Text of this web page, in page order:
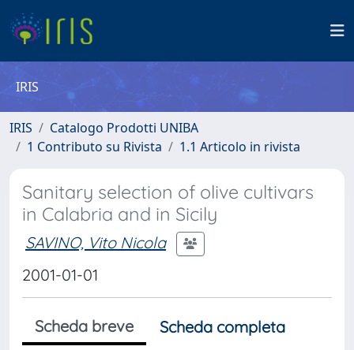
IRIS
IRIS
Catalogo Prodotti UNIBA
1 Contributo su Rivista
1.1 Articolo in rivista
Sanitary selection of olive cultivars
in Calabria and in Sicily
SAVINO, Vito Nicola
2001-01-01
Scheda breve
Scheda completa